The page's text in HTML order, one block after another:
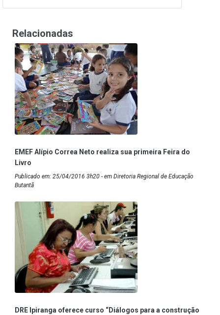
Relacionadas
EMEF Alípio Correa Neto realiza sua primeira Feira do
Livro
Publicado em: 25/04/2016 3h20 - em Diretoria Regional de Educação
Butantã
DRE Ipiranga oferece curso “Diálogos para a construção